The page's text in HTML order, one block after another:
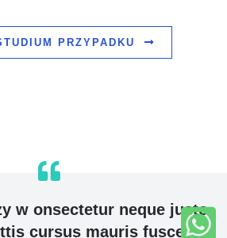
PRZYPADKU
w onsectetur neque justo
cursus mauris fusce